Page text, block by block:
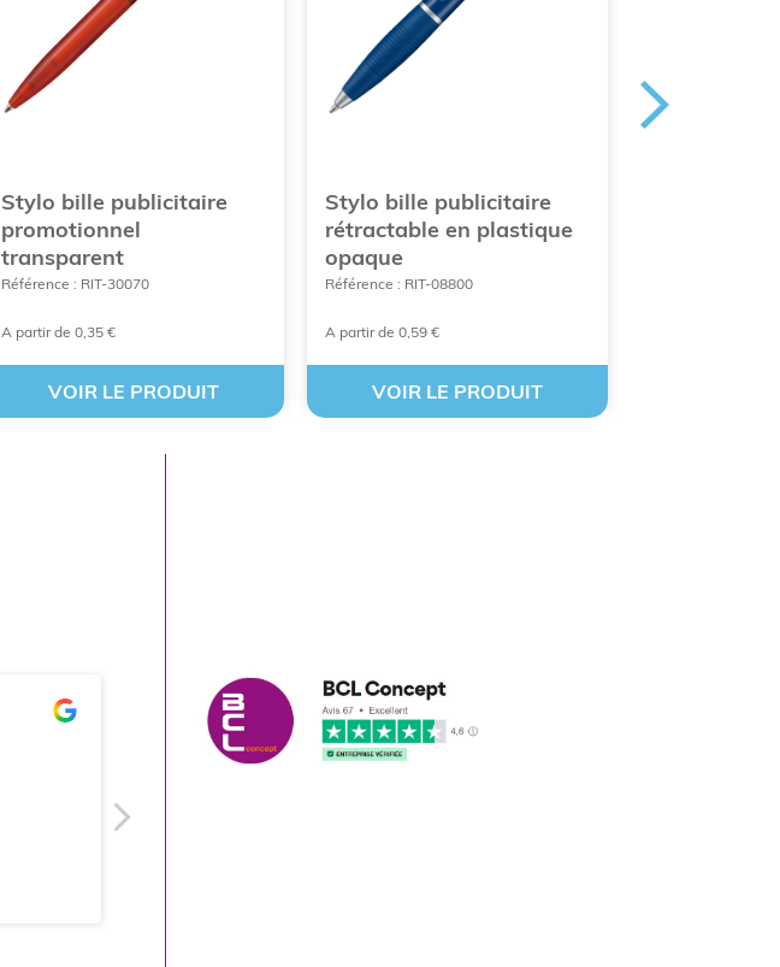
Stylo bille publicitaire
promotionnel
transparent
Référence : RIT-30070
A partir de 0,35 €
VOIR LE PRODUIT
Stylo bille publicitaire
rétractable en plastique
opaque
Référence : RIT-08800
A partir de 0,59 €
VOIR LE PRODUIT
marcus leleu
21/03/2018